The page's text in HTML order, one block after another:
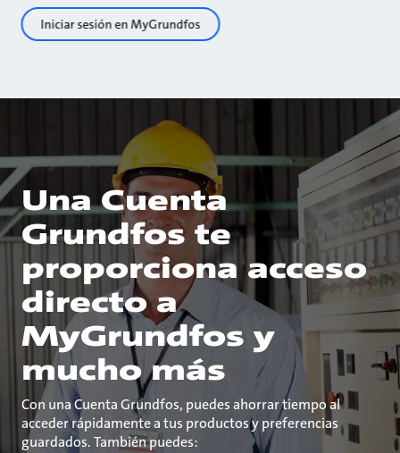
Iniciar sesión en MyGrundfos
Una Cuenta
Grundfos te
proporciona acceso
directo a
MyGrundfos y
mucho más
Con una Cuenta Grundfos, puedes ahorrar tiempo al
acceder rápidamente a tus productos y preferencias
guardados. También puedes: